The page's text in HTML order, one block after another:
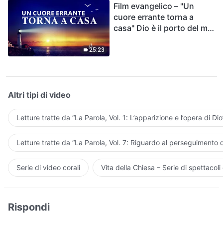
25:23
Film evangelico – "Un
cuore errante torna a
casa" Dio è il porto del mio
Altri tipi di video
Letture tratte da “La Parola, Vol. 1: L’apparizione e l’opera di
Letture tratte da “La Parola, Vol. 7: Riguardo al perseguimento
Serie di video corali Vita della Chiesa – Serie di
Rispondi